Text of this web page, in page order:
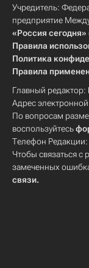
Учредитель:
предприятие
«Россия сегодня»
Правила
Политика
Правила
Главный редактор:
Адрес
По вопросам
воспользуйтесь
Телефон Редакции:
Чтобы связаться с
замеченных
связи.